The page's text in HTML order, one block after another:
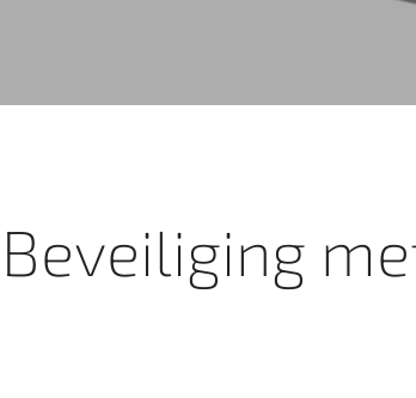
Beveiliging